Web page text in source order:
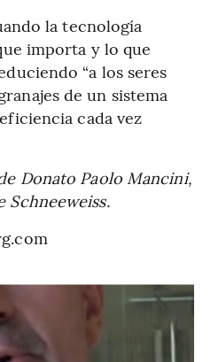
la tecnología
importa y lo que
“a los seres
de un sistema
cada vez
Donato Paolo Mancini,
Schneeweiss.